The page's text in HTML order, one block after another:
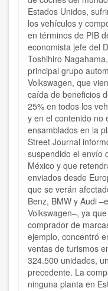
Estados Unidos,
los vehículos y
en términos de PIB
economista jefe del
Toshihiro
principal grupo
Volkswagen, que
caída de beneficios
25% en todos los
y en el contenido no
ensamblados en la
Street Journal
suspendido el envío
México y que
enviados desde
que se verán
Benz, BMW y Audi
Volkswagen–, ya
comprador de
ejemplo, concentró
ventas de turismos
324.500 unidades,
precedente. La
ninguna planta en